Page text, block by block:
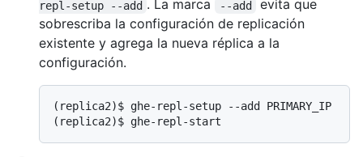
repl-setup --add . La marca --add
evita que
sobrescriba la configuración de replicación
existente y agrega la nueva réplica a la
configuración.
(replica2)$ ghe-repl-setup --add PRIMARY_IP
(replica2)$ ghe-repl-start